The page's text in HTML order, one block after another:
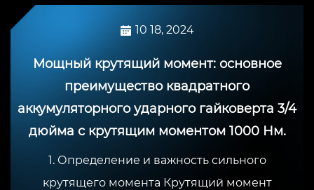
10 18, 2024
Мощный крутящий момент: основное
преимущество квадратного
аккумуляторного ударного гайковерта 3/4
дюйма с крутящим моментом 1000 Нм.
1. Определение и важность сильного
крутящего момента Крутящий момент